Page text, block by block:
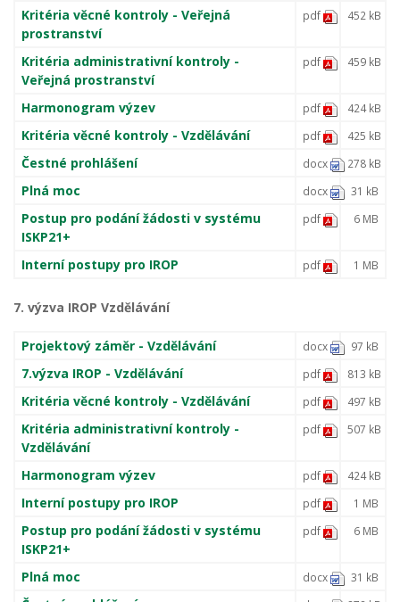
Kritéria věcné kontroly - Veřejná
prostranství
pdf 452 kB
Kritéria administrativní kontroly -
Veřejná prostranství
pdf 459 kB
Harmonogram výzev pdf 424 kB
Kritéria věcné kontroly - Vzdělávání pdf 425 kB
Čestné prohlášení docx 278 kB
Plná moc docx 31 kB
Postup pro podání žádosti v systému
ISKP21+
pdf 6 MB
Interní postupy pro IROP pdf 1 MB
7. výzva IROP Vzdělávání
Projektový záměr - Vzdělávání docx 97 kB
7.výzva IROP - Vzdělávání pdf 813 kB
Kritéria věcné kontroly - Vzdělávání pdf 497 kB
Kritéria administrativní kontroly -
Vzdělávání
pdf 507 kB
Harmonogram výzev pdf 424 kB
Interní postupy pro IROP pdf 1 MB
Postup pro podání žádosti v systému
ISKP21+
pdf 6 MB
Plná moc docx 31 kB